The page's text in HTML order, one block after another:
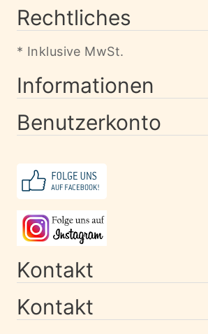
Rechtliches
* Inklusive MwSt.
Informationen
Benutzerkonto
Kontakt
Kontakt